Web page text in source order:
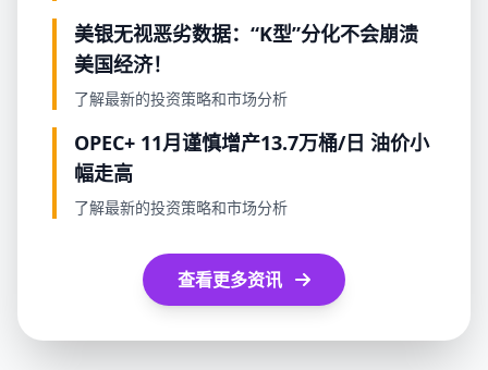
美银无视恶劣数据：“K型”分化不会崩溃
美国经济！
了解最新的投资策略和市场分析
OPEC+ 11月谨慎增产13.7万桶/日 油价小
幅走高
了解最新的投资策略和市场分析
查看更多资讯